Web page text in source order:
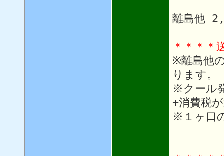
離島他
＊＊＊＊
※離島他
ります。
※クール
+消費税
※１ヶ口